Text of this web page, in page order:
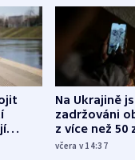
Na Ukrajině
zadržováni
z více než 50
Bojovali na
včera v 14:37